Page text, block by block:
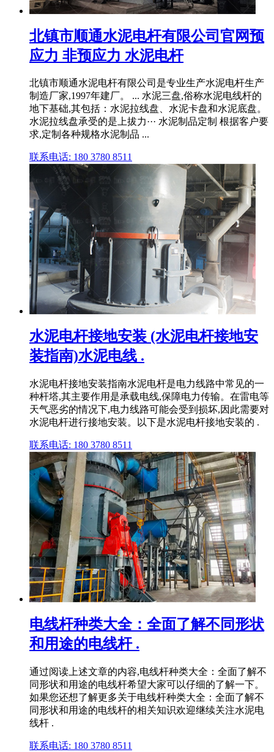
北镇市顺通水泥电杆有限公司官网预
应力 非预应力 水泥电杆
北镇市顺通水泥电杆有限公司是专业生产水泥电杆生产
制造厂家,1997年建厂。 ... 水泥三盘,俗称水泥电线杆的
地下基础,其包括：水泥拉线盘、水泥卡盘和水泥底盘。
水泥拉线盘承受的是上拔力··· 水泥制品定制 根据客户要
求,定制各种规格水泥制品 ...
联系电话: 180 3780 8511
水泥电杆接地安装 (水泥电杆接地安
装指南)水泥电线 .
水泥电杆接地安装指南水泥电杆是电力线路中常见的一
种杆塔,其主要作用是承载电线,保障电力传输。在雷电等
天气恶劣的情况下,电力线路可能会受到损坏,因此需要对
水泥电杆进行接地安装。以下是水泥电杆接地安装的 .
联系电话: 180 3780 8511
电线杆种类大全：全面了解不同形状
和用途的电线杆 .
通过阅读上述文章的内容,电线杆种类大全：全面了解不
同形状和用途的电线杆希望大家可以仔细的了解一下。
如果您还想了解更多关于电线杆种类大全：全面了解不
同形状和用途的电线杆的相关知识欢迎继续关注水泥电
线杆 .
联系电话: 180 3780 8511